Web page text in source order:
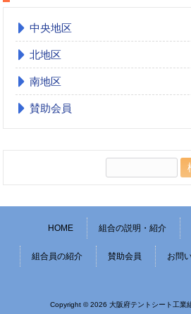
中央地区
北地区
南地区
賛助会員
HOME 組合の説明・紹介
組合員の紹介 賛助会員 お問
Copyright © 2026 大阪府テントシート工業